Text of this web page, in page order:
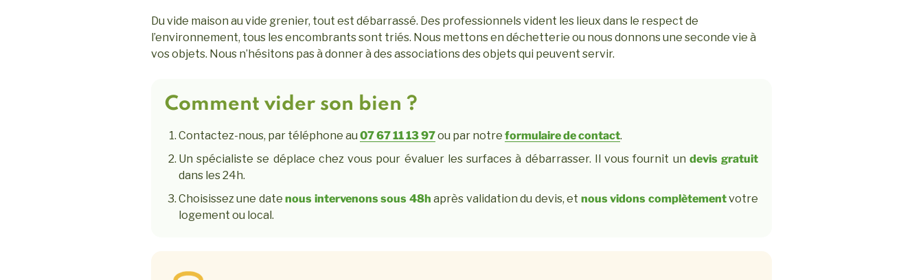
Du vide maison au vide grenier, tout est débarrassé. Des professionnels vident les lieux dans le respect de
l’environnement, tous les encombrants sont triés. Nous mettons en déchetterie ou nous donnons une seconde vie à
vos objets. Nous n’hésitons pas à donner à des associations des objets qui peuvent servir.
Comment vider son bien ?
Contactez-nous, par téléphone au 07 67 11 13 97ou par notre formulaire de contact.
Un spécialiste se déplace chez vous pour évaluer les surfaces à débarrasser. Il vous fournit un devis gratuit
dans les 24h.
Choisissez une datenous intervenons sous 48h après validation du devis, et nous vidons complètementvotre
logement ou local.